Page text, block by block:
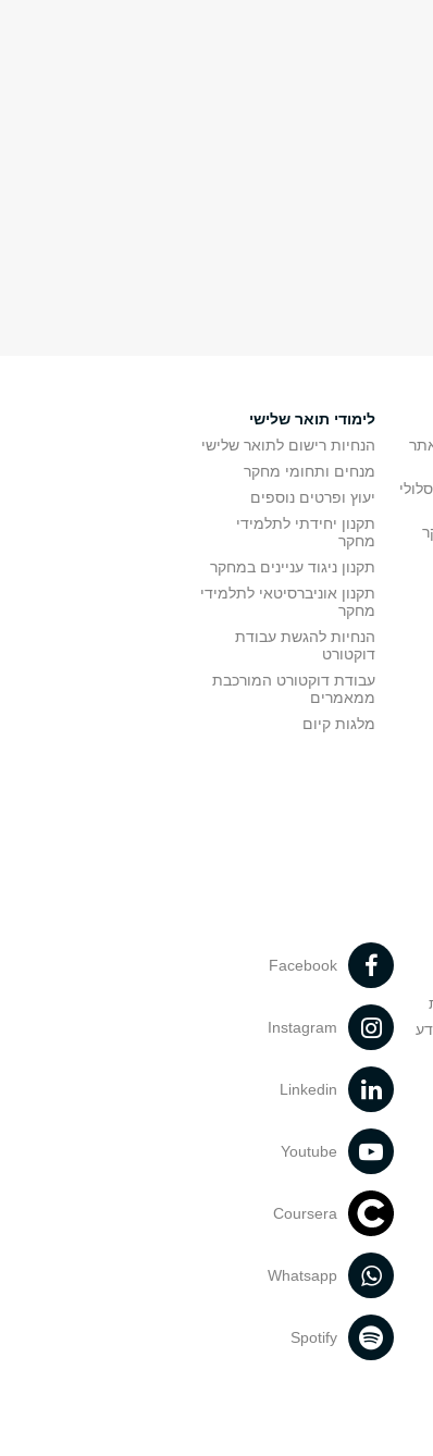
לימודי תואר שלישי
הנחיות רישום לתואר שלישי
מנחים ותחומי מחקר
יעוץ ופרטים נוספים
תקנון יחידתי לתלמידי
מחקר
תקנון ניגוד עניינים במחקר
תקנון אוניברסיטאי לתלמידי
מחקר
הנחיות להגשת עבודת
דוקטורט
עבודת דוקטורט המורכבת
ממאמרים
מלגות קיום
Facebook
Instagram
Linkedin
Youtube
Coursera
Whatsapp
Spotify